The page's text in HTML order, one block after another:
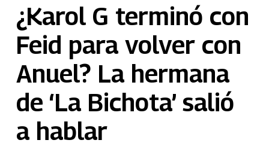
¿Karol G terminó con
Feid para volver con
Anuel? La hermana
de ‘La Bichota’ salió
a hablar